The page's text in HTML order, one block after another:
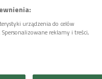
urządzenia do celów
reklamy i treści,